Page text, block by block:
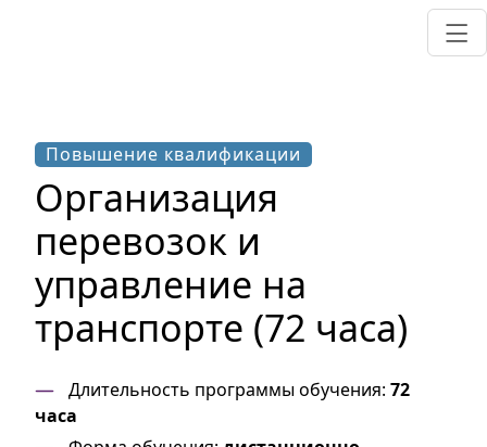
Повышение квалификации
Организация
перевозок и
управление на
транспорте (72 часа)
Длительность программы обучения: 72
часа